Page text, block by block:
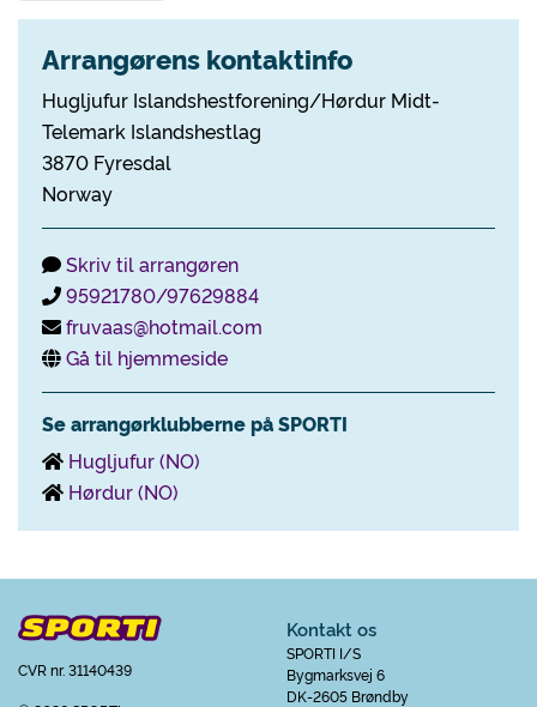
Arrangørens kontaktinfo
Hugljufur Islandshestforening/Hørdur Midt-
Telemark Islandshestlag
3870 Fyresdal
Norway
Skriv til arrangøren
95921780/97629884
fruvaas@hotmail.com
Gå til hjemmeside
Se arrangørklubberne på SPORTI
Hugljufur (NO)
Hørdur (NO)
CVR nr. 31140439
Kontakt os
SPORTI I/S
Bygmarksvej 6
DK-2605 Brøndby